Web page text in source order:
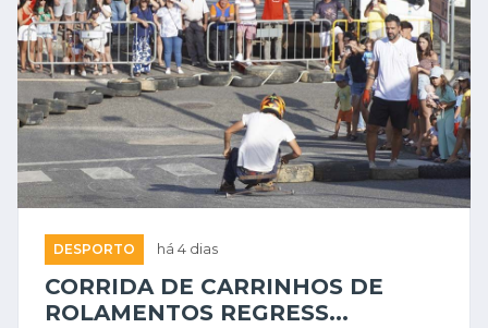
DESPORTO há 4 dias
CORRIDA DE CARRINHOS DE
ROLAMENTOS REGRESS...